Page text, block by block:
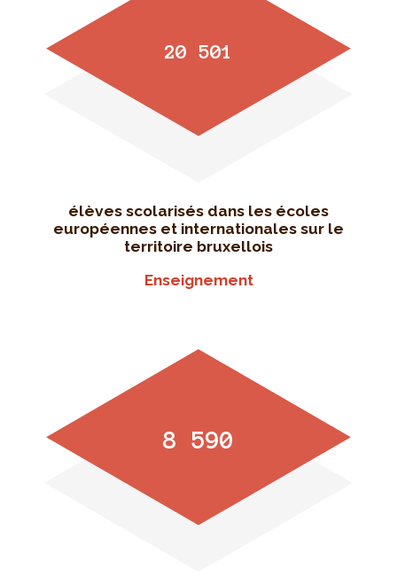
20 501
élèves scolarisés dans les écoles
européennes et internationales sur le
territoire bruxellois
Enseignement
8 590